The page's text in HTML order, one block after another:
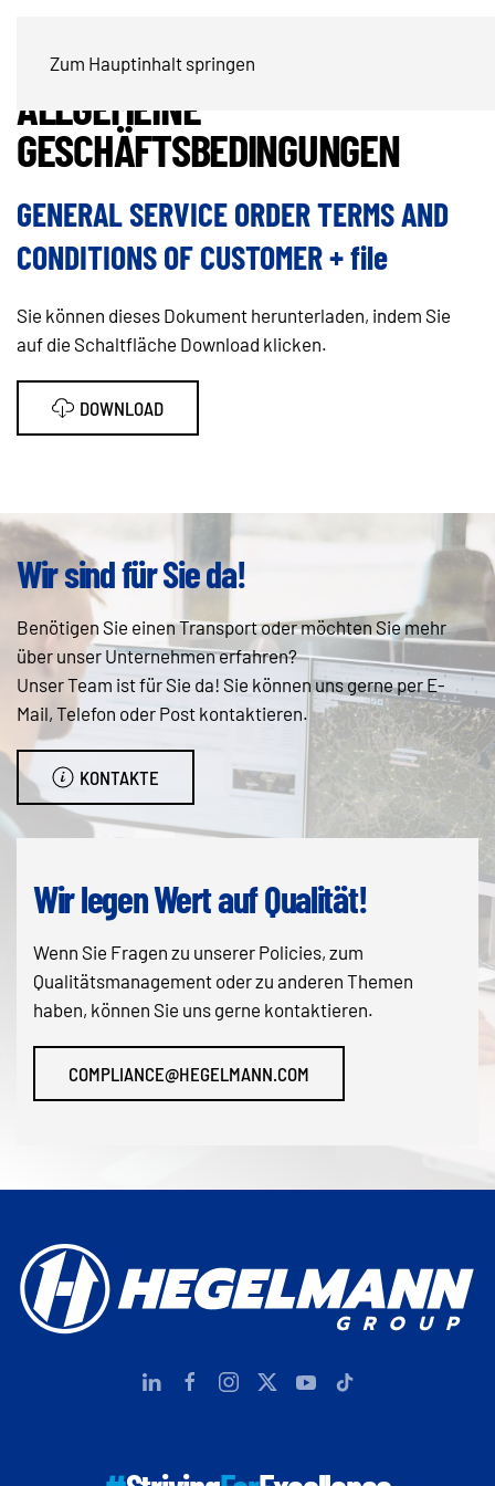
Zum Hauptinhalt springen
AUFTRAGSBESTÄTIGUNG /
ALLGEMEINE
GESCHÄFTSBEDINGUNGEN
GENERAL SERVICE ORDER TERMS AND
CONDITIONS OF CUSTOMER + file
Sie können dieses Dokument herunterladen, indem Sie
auf die Schaltfläche Download klicken.
DOWNLOAD
Wir sind für Sie da!
Benötigen Sie einen Transport oder möchten Sie mehr
über unser Unternehmen erfahren?
Unser Team ist für Sie da! Sie können uns gerne per E-
Mail, Telefon oder Post kontaktieren.
KONTAKTE
Wir legen Wert auf Qualität!
Wenn Sie Fragen zu unserer Policies, zum
Qualitätsmanagement oder zu anderen Themen
haben, können Sie uns gerne kontaktieren.
COMPLIANCE@HEGELMANN.COM